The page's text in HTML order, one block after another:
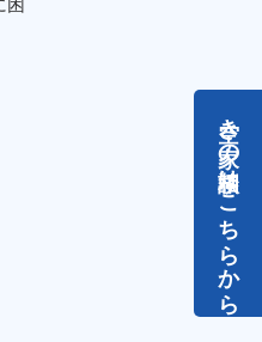
困
空き家の相談はこちらから